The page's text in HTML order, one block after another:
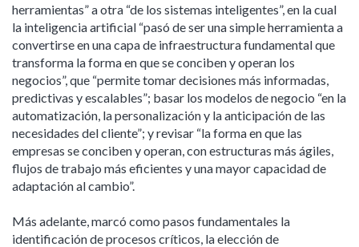
herramientas” a otra “de los sistemas inteligentes”, en la cual
la inteligencia artificial “pasó de ser una simple herramienta a
convertirse en una capa de infraestructura fundamental que
transforma la forma en que se conciben y operan los
negocios”, que “permite tomar decisiones más informadas,
predictivas y escalables”; basar los modelos de negocio “en la
automatización, la personalización y la anticipación de las
necesidades del cliente”; y revisar “la forma en que las
empresas se conciben y operan, con estructuras más ágiles,
flujos de trabajo más eficientes y una mayor capacidad de
adaptación al cambio”.
Más adelante, marcó como pasos fundamentales la
identificación de procesos críticos, la elección de